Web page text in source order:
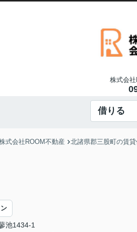
株式会
借りる
式会社ROOM不動産 北諸県郡三股町の賃
池1434-1